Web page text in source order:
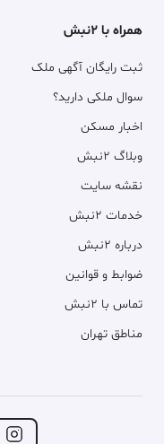
همراه با ۲نبش
ثبت رایگان آگهی ملک
سوال ملکی دارید؟
اخبار مسکن
وبلاگ ۲نبش
نقشه سایت
خدمات ۲نبش
درباره ۲نبش
ضوابط و قوانین
تماس با ۲نبش
مناطق تهران